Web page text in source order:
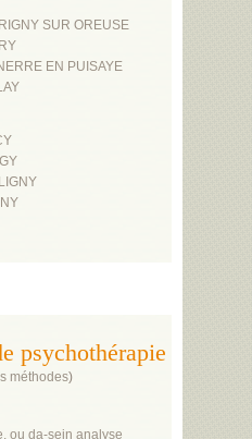
SUR OREUSE
EN PUISAYE
psychothérapie
méthodes)
ou da-sein analyse